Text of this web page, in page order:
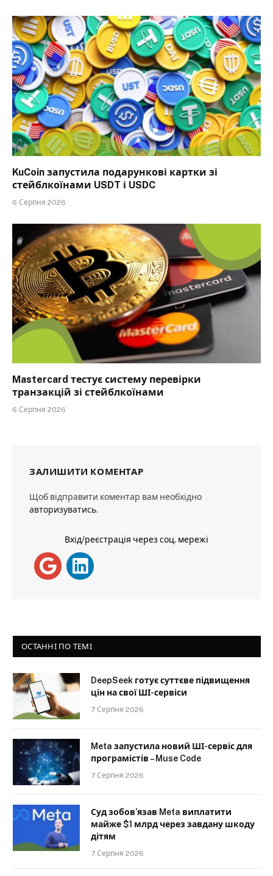
KuCoin запустила подарункові картки зі
стейблкоїнами USDT і USDC
6 Серпня 2026
Mastercard тестує систему перевірки
транзакцій зі стейблкоїнами
6 Серпня 2026
ЗАЛИШИТИ КОМЕНТАР
Щоб відправити коментар вам необхідно
авторизуватись.
Вхід/реєстрація через соц. мережі
ОСТАННІ ПО ТЕМІ
DeepSeek готує суттєве підвищення
цін на свої ШІ-сервіси
7 Серпня 2026
Meta запустила новий ШІ-сервіс для
програмістів – Muse Code
7 Серпня 2026
Суд зобов’язав Meta виплатити
майже $1 млрд через завдану шкоду
дітям
7 Серпня 2026